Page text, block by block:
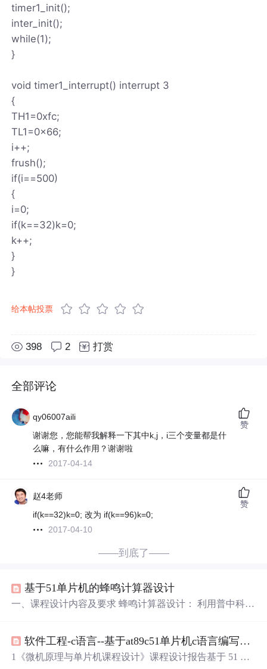
timer1_init();
inter_init();
while(1);
}
void timer1_interrupt() interrupt 3
{
TH1=0xfc;
TL1=0x66;
i++;
frush();
if(i==500)
{
i=0;
if(k==32)k=0;
k++;
}
}
给本帖投票
398 2 打赏
全部评论
qy06007aili
谢谢您，您能帮我解释一下其中k,j，i三个变量都是什
么嘛，有什么作用？谢谢啦
2017-04-14
赞
赵4老师
if(k==32)k=0; 改为 if(k==96)k=0;
2017-04-10
赞
——到底了——
基于51单片机的蜂鸣计算器设计
一、课程设计内容及要求 蜂鸣计算器设计： 利用普中科技
盘、蜂鸣器等模块功能。开发板配有光盘，里面有各个模
块的使用说明和程序范例可供参考。 设计要求： 每位同学
软件工程-c语言--基于at89c51单片机c语言编写的计算器,基于AT89C51单片机简易计算器设计...
1《微机原理与单片机课程设计》课程设计报告基于 51 单